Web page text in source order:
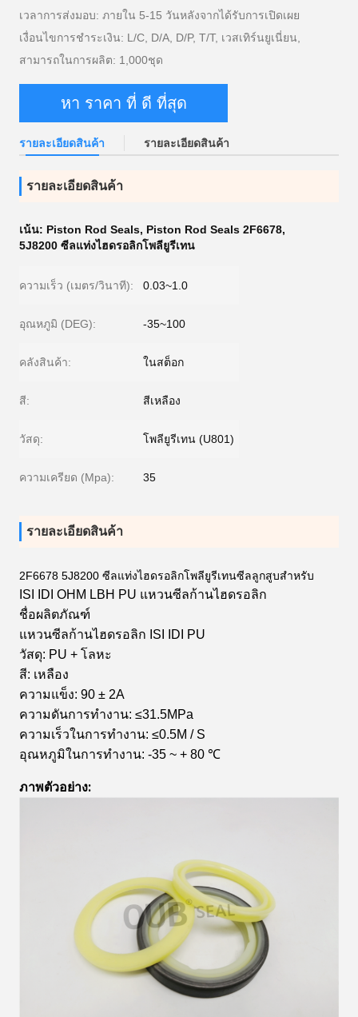
เวลาการส่งมอบ: ภายใน 5-15 วันหลังจากได้รับการเปิดเผย
เงื่อนไขการชำระเงิน: L/C, D/A, D/P, T/T, เวสเทิร์นยูเนี่ยน,
สามารถในการผลิต: 1,000ชุด
หา ราคา ที่ ดี ที่สุด
รายละเอียดสินค้า รายละเอียดสินค้า
รายละเอียดสินค้า
เน้น: Piston Rod Seals, Piston Rod Seals 2F6678,
5J8200 ซีลแท่งไฮดรอลิกโพลียูรีเทน
ความเร็ว (เมตร/วินาที): 0.03~1.0
อุณหภูมิ (DEG): -35~100
คลังสินค้า: ในสต็อก
สี: สีเหลือง
วัสดุ: โพลียูรีเทน (U801)
ความเครียด (Mpa): 35
รายละเอียดสินค้า
2F6678 5J8200 ซีลแท่งไฮดรอลิกโพลียูรีเทนซีลลูกสูบสำหรับ
ISI IDI OHM LBH PU แหวนซีลก้านไฮดรอลิก
ชื่อผลิตภัณฑ์
แหวนซีลก้านไฮดรอลิก ISI IDI PU
วัสดุ: PU + โลหะ
สี: เหลือง
ความแข็ง: 90 ± 2A
ความดันการทำงาน: ≤31.5MPa
ความเร็วในการทำงาน: ≤0.5M / S
อุณหภูมิในการทำงาน: -35 ~ + 80 ℃
ภาพตัวอย่าง: